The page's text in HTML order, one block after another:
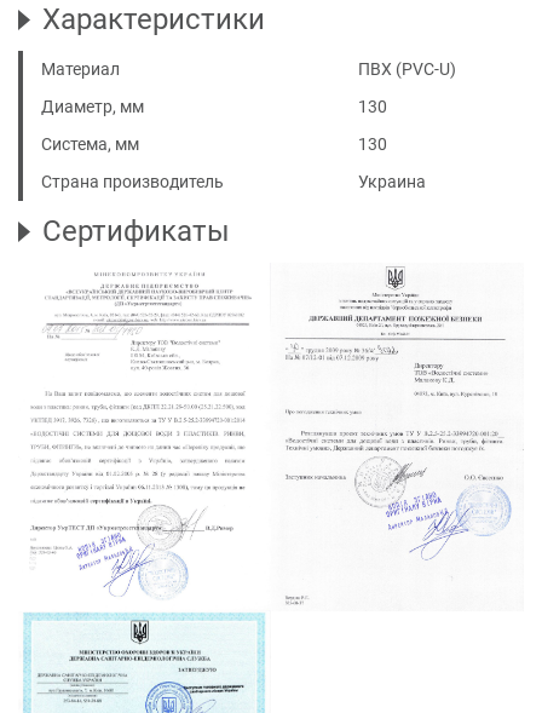
Характеристики
Материал
ПВХ (PVC-U)
Диаметр, мм
130
Система, мм
130
Страна производитель
Украина
Сертификаты